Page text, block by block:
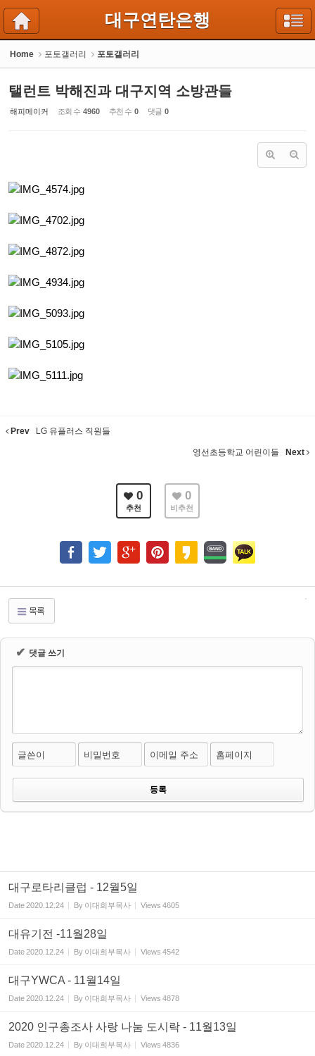
대구연탄은행
Home 포토갤러리 포토갤러리
탤런트 박해진과 대구지역 소방관들
해피메이커 조회 수 4960 추천 수 0 댓글 0
Prev LG 유플러스 직원들
영선초등학교 어린이들 Next
0
추천
0
비추천
목록
✔ 댓글 쓰기
글쓴이 비밀번호 이메일 주소 홈페이지
대구로타리클럽 - 12월5일
Date2020.12.24 By 이대희부목사 Views 4605
대유기전 -11월28일
Date2020.12.24 By 이대희부목사 Views 4542
대구YWCA - 11월14일
Date2020.12.24 By 이대희부목사 Views 4878
2020 인구총조사 사랑 나눔 도시락 - 11월13일
Date2020.12.24 By 이대희부목사 Views 4836